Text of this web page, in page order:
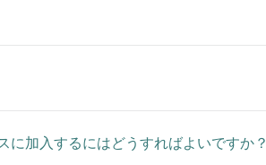
に加入するにはどうすればよいですか？